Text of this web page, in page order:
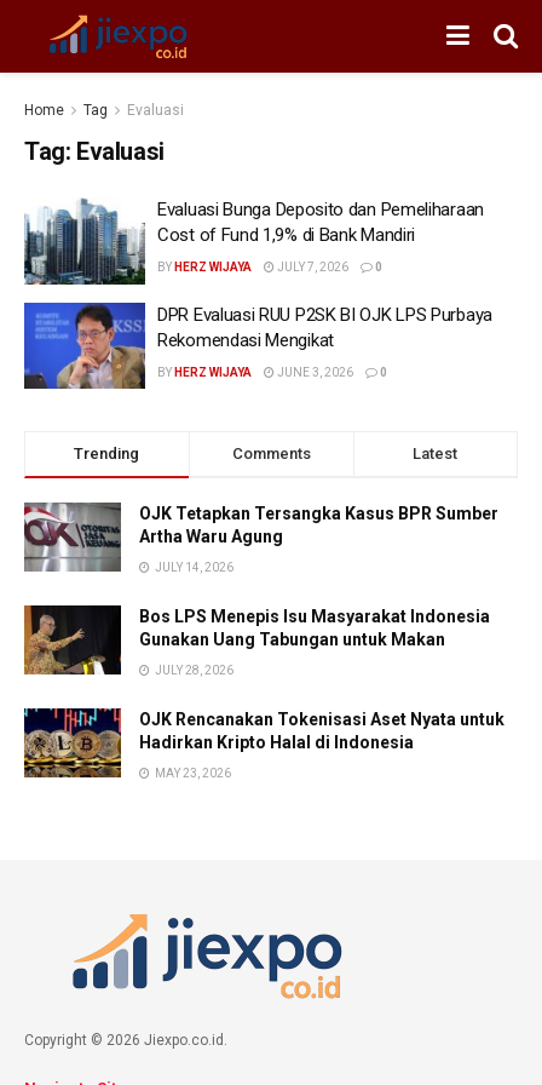
Home Tag Evaluasi
Tag: Evaluasi
Evaluasi Bunga Deposito dan Pemeliharaan
Cost of Fund 1,9% di Bank Mandiri
BY HERZ WIJAYA JULY 7, 2026 0
DPR Evaluasi RUU P2SK BI OJK LPS Purbaya
Rekomendasi Mengikat
BY HERZ WIJAYA JUNE 3, 2026 0
Trending Comments Latest
OJK Tetapkan Tersangka Kasus BPR Sumber
Artha Waru Agung
JULY 14, 2026
Bos LPS Menepis Isu Masyarakat Indonesia
Gunakan Uang Tabungan untuk Makan
JULY 28, 2026
OJK Rencanakan Tokenisasi Aset Nyata untuk
Hadirkan Kripto Halal di Indonesia
MAY 23, 2026
Copyright © 2026 Jiexpo.co.id.